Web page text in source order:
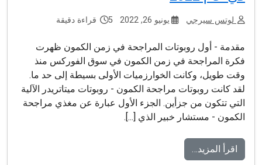
لوتس سيرجي يونيو 26, 2022 5 قراءة دقيقة
مقدمة - أول روبوتات المراجحة في زمن الكمون ظهرت
فكرة المراجحة في زمن الكمون في سوق الفوركس منذ
وقت طويل، وكانت الخوارزميات الأولى بسيطة إلى حد ما.
لقد كانت روبوتات مراجحة الكمون - روبوتات ميتاتريدر الآلية
التي تتكون من جزأين. الجزء الأول عبارة عن مغذي مراجحة
الكمون - مستشار خبير الذي [...].
اقرأ المزيد…